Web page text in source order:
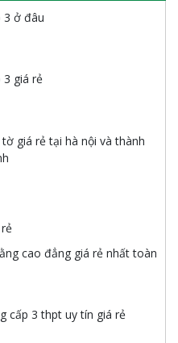
3 ở đâu
3 giá rẻ
giá rẻ tại hà nội và thành
cao đẳng giá rẻ nhất toàn
cấp 3 thpt uy tín giá rẻ